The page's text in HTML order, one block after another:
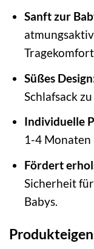
Sanft zur
Süßes
Schlafsack
Individuelle
1-4
Fördert
Sicherheit
Babys.